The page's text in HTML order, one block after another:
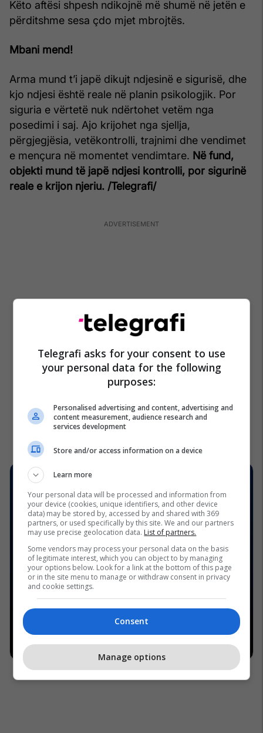
Këto aftësi shpesh ndikojnë më shumë në jetën e
përditshme sesa çdo mjet mbrojtës.
Mbani mend!
Arma mund t’i japë dikujt ndjesinë e sigurisë, dhe
kjo ndjesi është reale në planin psikologjik. Por
siguria e vërtetë nuk ndërtohet vetëm nga
posedimi i saj. Ajo krijohet nga sjellja,
përgjegjësia, vetëkontrolli, trajnimi dhe vendimet
e mençura në momentet vendimtare. Në fund,
objekti mund të japë ndjesi kontrolli, por sigurinë
reale e krijon njeriu. /Telegrafi/
Telegrafi asks for your consent to use
your personal data for the following
purposes:
Personalised advertising and content, advertising and
content measurement, audience research and
services development
Store and/or access information on a device
Learn more
Your personal data will be processed and information from
your device (cookies, unique identifiers, and other device
data) may be stored by, accessed by and shared with 369
partners, or used specifically by this site. We and our partners
may use precise geolocation data. List of partners.
Some vendors may process your personal data on the basis
of legitimate interest, which you can object to by managing
your options below. Look for a link at the bottom of this page
or in the site menu to manage or withdraw consent in privacy
and cookie settings.
Consent
Manage options